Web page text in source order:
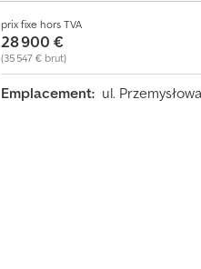
prix fixe hors TVA
28 900 €
(35 547 € brut)
Emplacement: ul.